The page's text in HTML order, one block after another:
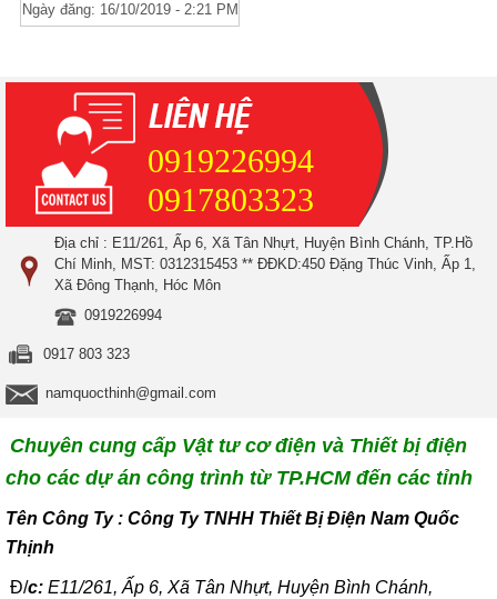
Ngày đăng: 16/10/2019 - 2:21 PM
0919226994
0917803323
Địa chỉ : E11/261, Ấp 6, Xã Tân Nhựt, Huyện Bình Chánh, TP.Hồ
Chí Minh, MST: 0312315453 ** ĐĐKD:450 Đặng Thúc Vinh, Ấp 1,
Xã Đông Thạnh, Hóc Môn
0919226994
0917 803 323
namquocthinh@gmail.com
Chuyên cung cấp Vật tư cơ điện và Thiết bị điện
cho các dự án công trình từ TP.HCM đến các tỉnh
Tên Công Ty : Công Ty TNHH Thiết Bị Điện Nam Quốc
Thịnh
Đ/c: E11/261, Ấp 6, Xã Tân Nhựt, Huyện Bình Chánh,